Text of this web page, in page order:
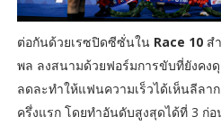
ต่อกันด้วยเรซปิดซีซั่นใน Race 10ส
พล ลงสนามด้วยฟอร์มการขับที่ยังคง
ลดละทำให้แฟนความเร็วได้เห็นลีล
ครึ่งแรก โดยทำอันดับสูงสุดได้ที่ 3 ก่